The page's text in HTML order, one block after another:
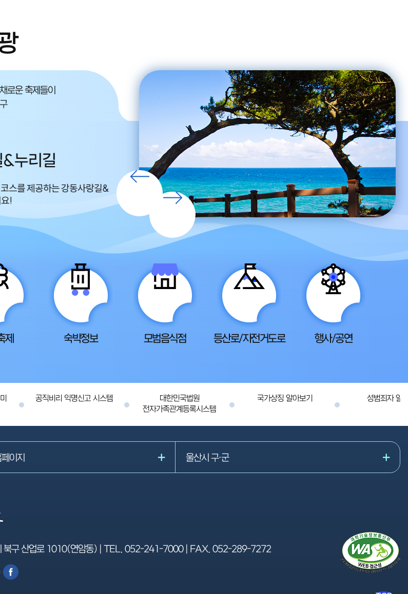
로운 축제들이
누리길
스를 제공하는 강동사랑길&
!
편백산림욕장
편백나무 5ha, 소나무 33ha, 잣나무 2ha로
조성된 강광받는 주민휴식처
화동못수변공원
자연형 친수공간에서 휴식과 힐
누려보세요!
제 숙박정보 모범음식점 등산로/자전거도로 행사/공연
공직비리 익명신고 시스템
대한민국법원
전자가족관계등록시스템
국가상징 알아보기 성범죄자 알
이지 울산시 구·군
구 산업로 1010(연암동) | TEL. 052-241-7000| FAX. 052-289-7272